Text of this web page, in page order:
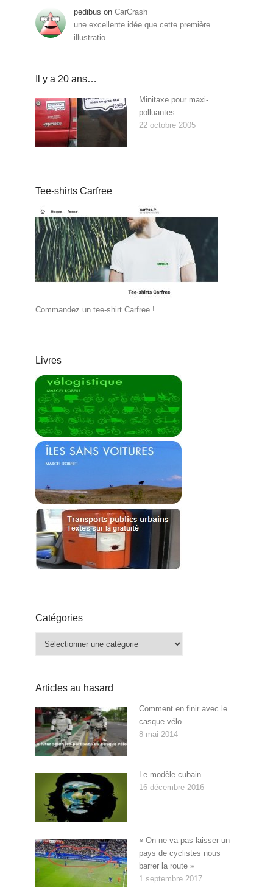
pedibus on CarCrash
une excellente idée que cette première
illustratio…
Il y a 20 ans…
Minitaxe pour maxi-
polluantes
22 octobre 2005
Tee-shirts Carfree
Commandez un tee-shirt Carfree !
Livres
Catégories
Catégories
Articles au hasard
Comment en finir avec le
casque vélo
8 mai 2014
Le modèle cubain
16 décembre 2016
« On ne va pas laisser un
pays de cyclistes nous
barrer la route »
1 septembre 2017